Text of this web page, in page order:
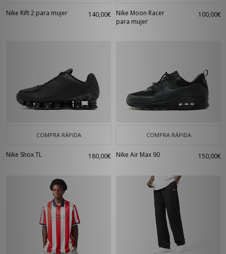
Nike Rift 2 para mujer 140,00€
Nike Moon Racer
para mujer
100,00€
COMPRA RÁPIDA
Nike Shox TL 180,00€
COMPRA RÁPIDA
Nike Air Max 90 150,00€